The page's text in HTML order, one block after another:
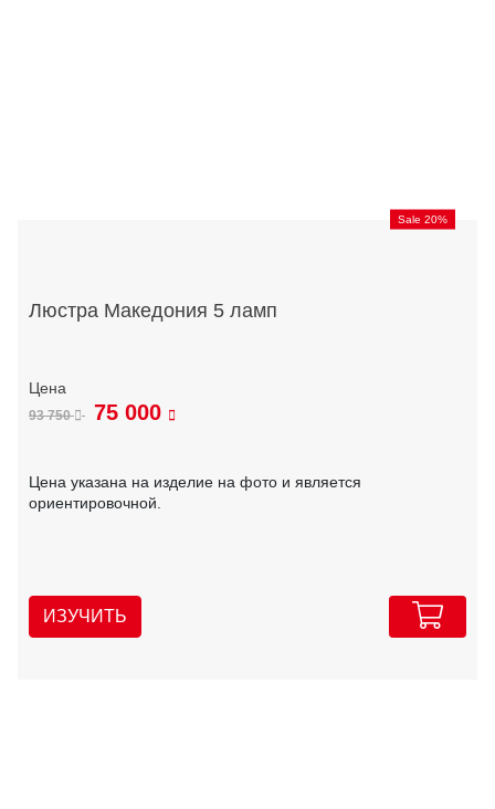
Sale 20%
Люстра Македония 5 ламп
93 750 75 000
Цена указана на изделие на фото и является
ориентировочной.
ИЗУЧИТЬ